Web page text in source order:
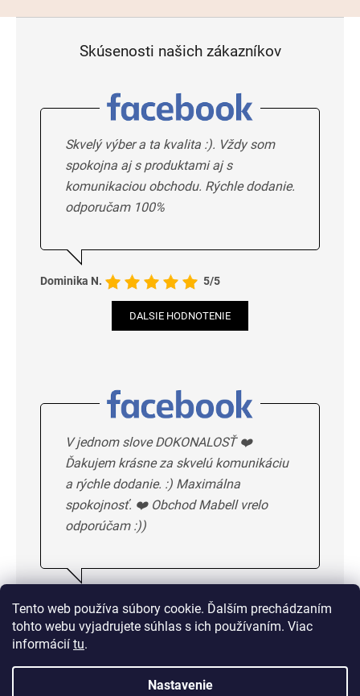
Tento web používa súbory cookie. Ďalším prechádzaním
tohto webu vyjadrujete súhlas s ich používaním. Viac
informácií tu.
Nastavenie
Skúsenosti našich zákazníkov
Skvelý výber a ta kvalita :). Vždy som
spokojna aj s produktami aj s
komunikaciou obchodu. Rýchle dodanie.
odporučam 100%
Dominika N. 5/5
DALSIE HODNOTENIE
V jednom slove DOKONALOSŤ ❤️
Ďakujem krásne za skvelú komunikáciu
a rýchle dodanie. :) Maximálna
spokojnosť. ❤️ Obchod Mabell vrelo
odporúčam :))
DALSIE HODNOTENIE